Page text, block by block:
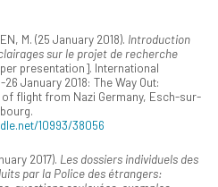
M. (25 January 2018). Introduction
sur le projet de recherche
presentation]. International
January 2018: The Way Out:
flight from Nazi Germany, Esch-sur-
10993/38056
2017). Les dossiers individuels des
par la Police des étrangers: